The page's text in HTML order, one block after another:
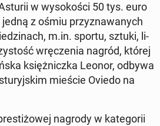
w wy­so­ko­ści 50 tys. euro
jedną z ośmiu przy­zna­wa­nych
m.in. sportu, sztuki, li­
wrę­cze­nia nagród, której
księż­nicz­ka Leonor, odbywa
mieście Oviedo na
nagrody w ka­te­go­rii